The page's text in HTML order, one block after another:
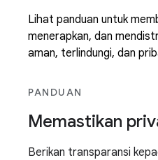
Lihat panduan untuk
menerapkan, dan
aman, terlindungi, dan
PANDUAN
Memastikan
Berikan transparansi